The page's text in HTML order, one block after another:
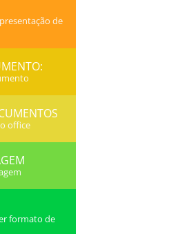
de
office
formato de